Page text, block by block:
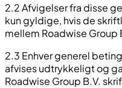
2.2 Afvigelser fra disse
kun gyldige, hvis de
mellem Roadwise Group
2.3 Enhver generel
afvises udtrykkeligt og
Roadwise Group B.V.